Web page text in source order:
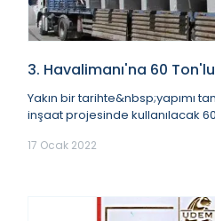
3. Havalimanı'na 60
Yakın bir tarihte&nbsp;yapımı
inşaat projesinde kullanılacak
17 Ocak 2022